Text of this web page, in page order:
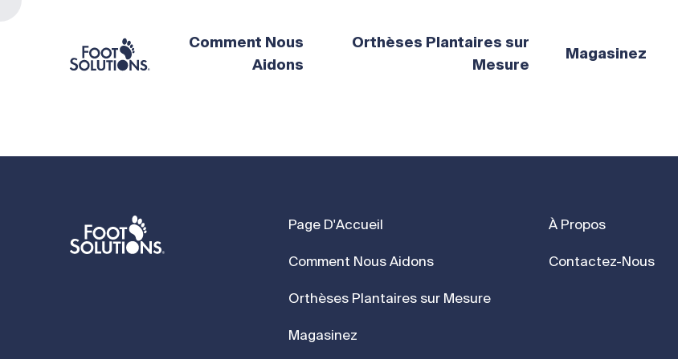
Comment Nous
Aidons
Orthèses Plantaires sur
Mesure
Magasinez
Page D'Accueil
Comment Nous Aidons
Orthèses Plantaires sur Mesure
Magasinez
À Propos
Contactez-Nous